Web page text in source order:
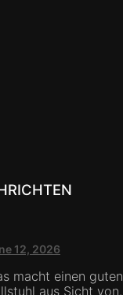
12, 2026
macht einen guten
aus Sicht von